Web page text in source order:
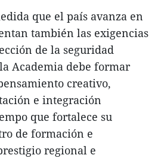
que el país avanza en
también las exigencias
de la seguridad
Academia debe formar
creativo,
e integración
que fortalece su
de formación e
regional e